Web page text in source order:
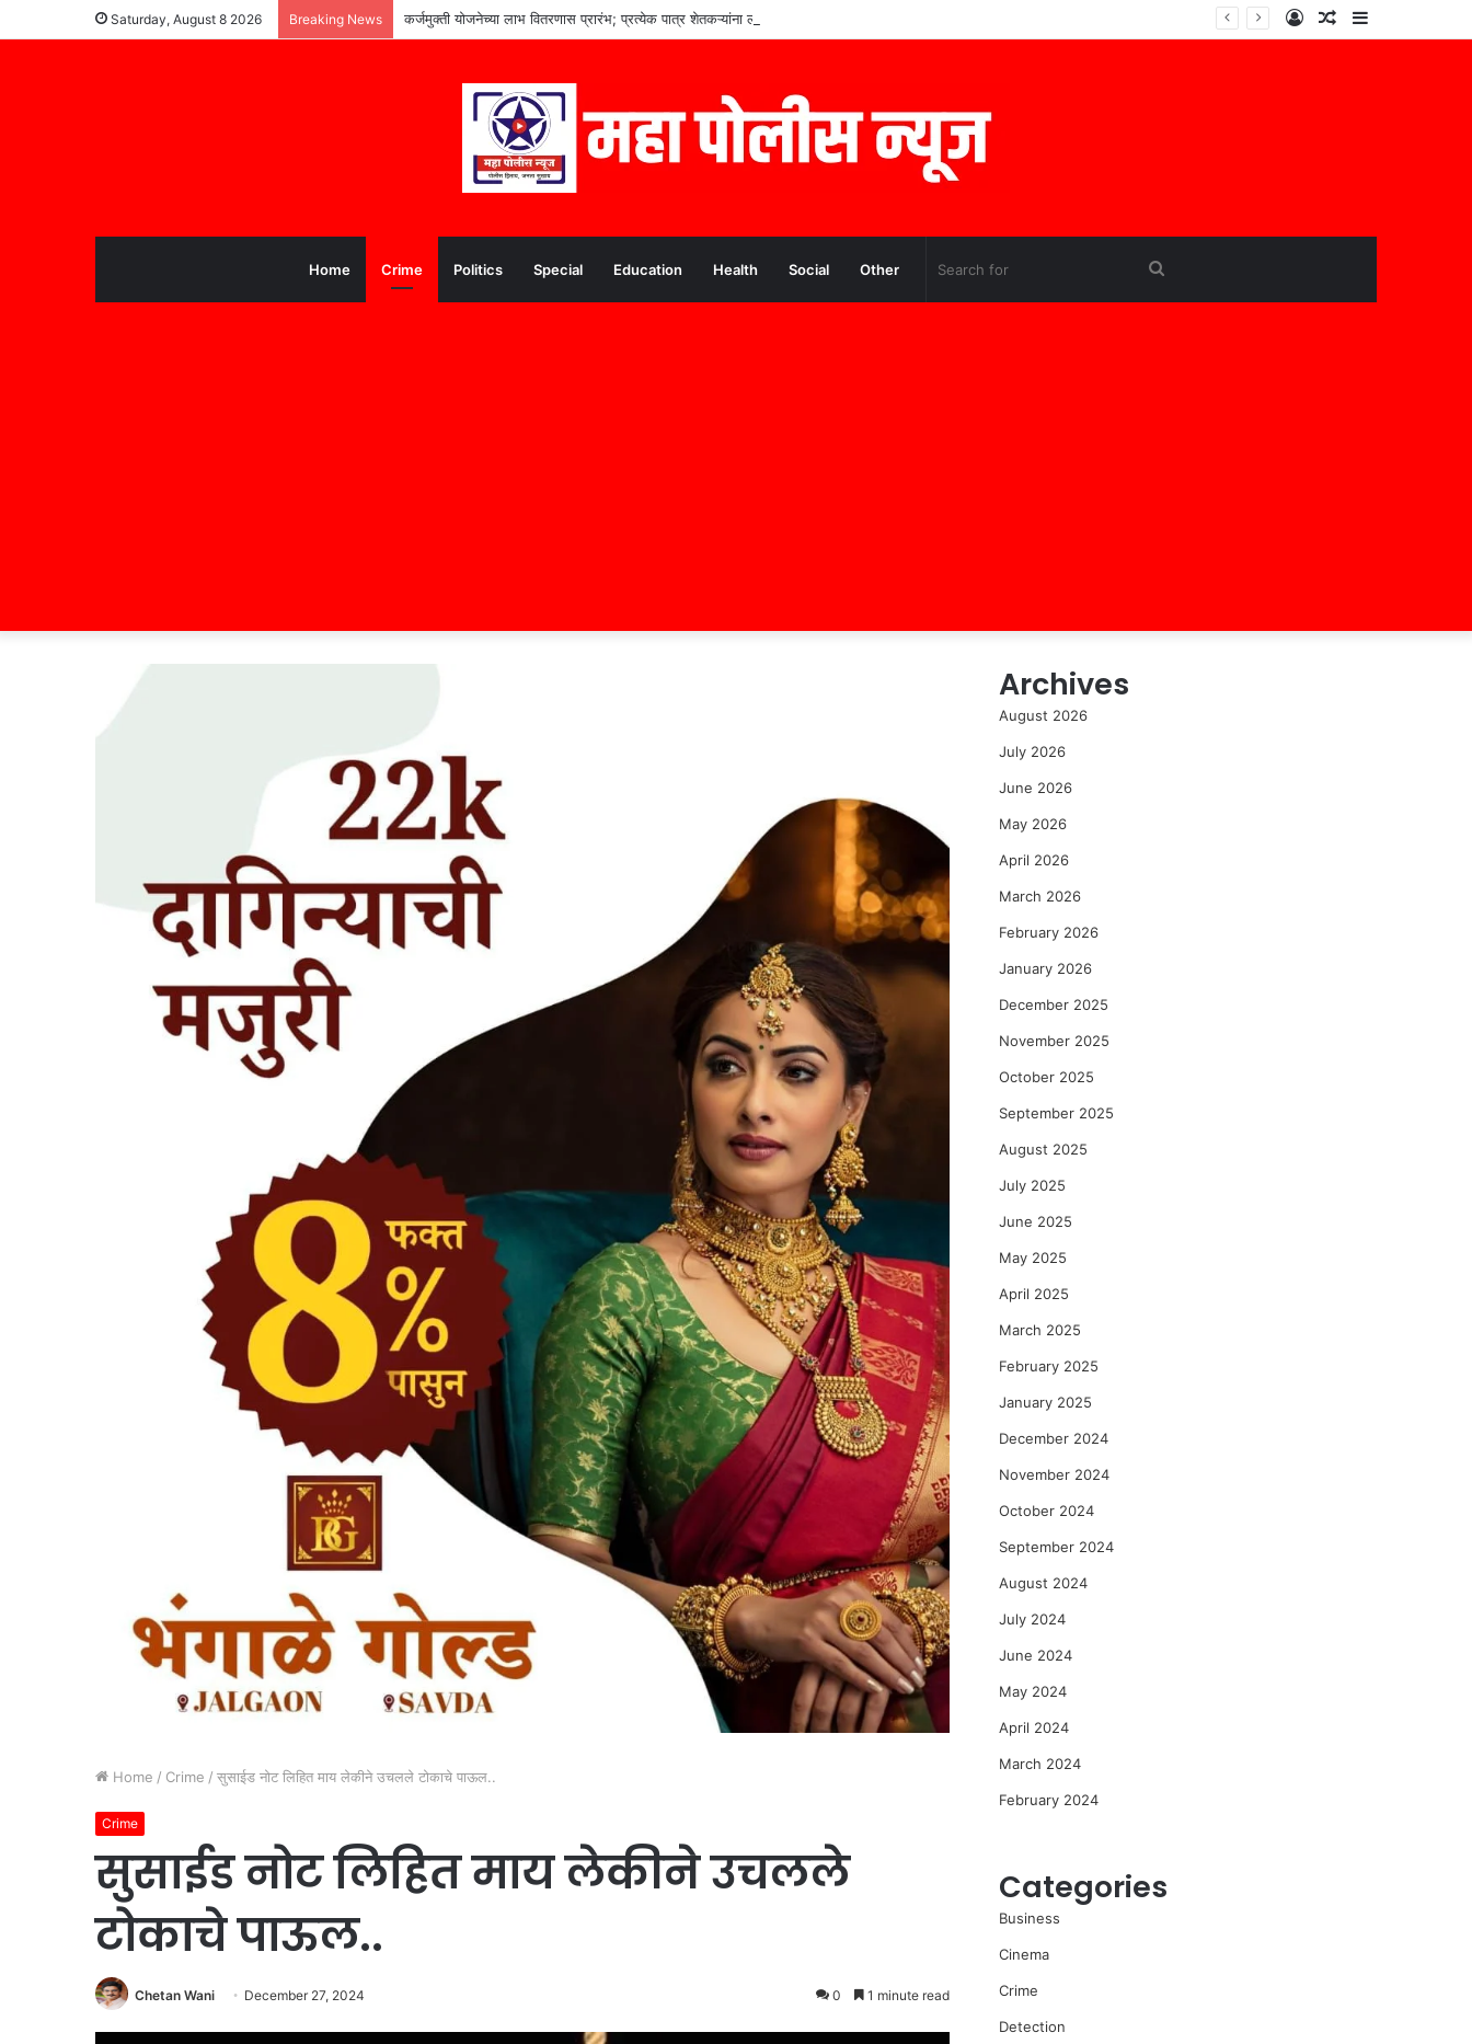
Saturday, August 8 2026 Breaking News कर्जमुक्ती योजनेच्या लाभ वितरणास प्रारंभ; प्रत्येक पात्र शेतकऱ्यांना लाभ मिळणार– मुख्यमंत्री देवेंद्र फडणवीस Sidebar
Random
Log
Home Crime Politics Special Education Health Social Other
Home / Crime / सुसाईड नोट लिहित माय लेकीने उचलले टोकाचे पाऊल..
Crime
सुसाईड नोट लिहित माय लेकीने उचलले
टोकाचे पाऊल..
Chetan Wani December 27, 2024 0 1 minute read
Archives
August 2026
July 2026
June 2026
May 2026
April 2026
March 2026
February 2026
January 2026
December 2025
November 2025
October 2025
September 2025
August 2025
July 2025
June 2025
May 2025
April 2025
March 2025
February 2025
January 2025
December 2024
November 2024
October 2024
September 2024
August 2024
July 2024
June 2024
May 2024
April 2024
March 2024
February 2024
Categories
Business
Cinema
Crime
Detection